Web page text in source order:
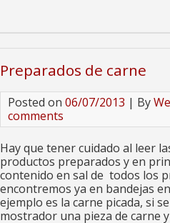
Preparados de carne
Posted on 06/07/2013 | By
comments
Hay que tener cuidado al leer
productos preparados y en
contenido en sal de todos los
encontremos ya en bandejas
ejemplo es la carne picada, si
mostrador una pieza de carne